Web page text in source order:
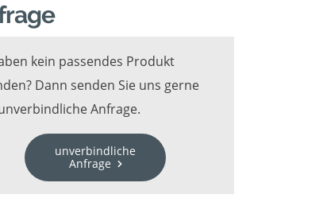
kein passendes Produkt
Dann senden Sie uns gerne
Anfrage.
unverbindliche
Anfrage